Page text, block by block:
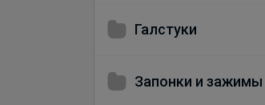
Галстуки
Запонки и зажимы